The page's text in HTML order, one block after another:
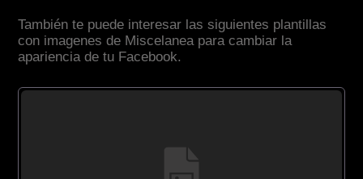
También te puede interesar las siguientes plantillas
con imagenes de Miscelanea para cambiar la
apariencia de tu Facebook.